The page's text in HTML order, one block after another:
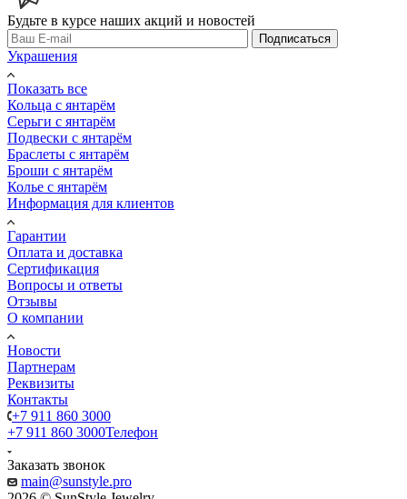
Будьте в курсе наших акций и новостей
Подписаться
Украшения
Показать все
Кольца с янтарём
Серьги с янтарём
Подвески с янтарём
Браслеты с янтарём
Броши с янтарём
Колье с янтарём
Информация для клиентов
Гарантии
Оплата и доставка
Сертификация
Вопросы и ответы
Отзывы
О компании
Новости
Партнерам
Реквизиты
Контакты
+7 911 860 3000
+7 911 860 3000Телефон
Заказать звонок
main@sunstyle.pro